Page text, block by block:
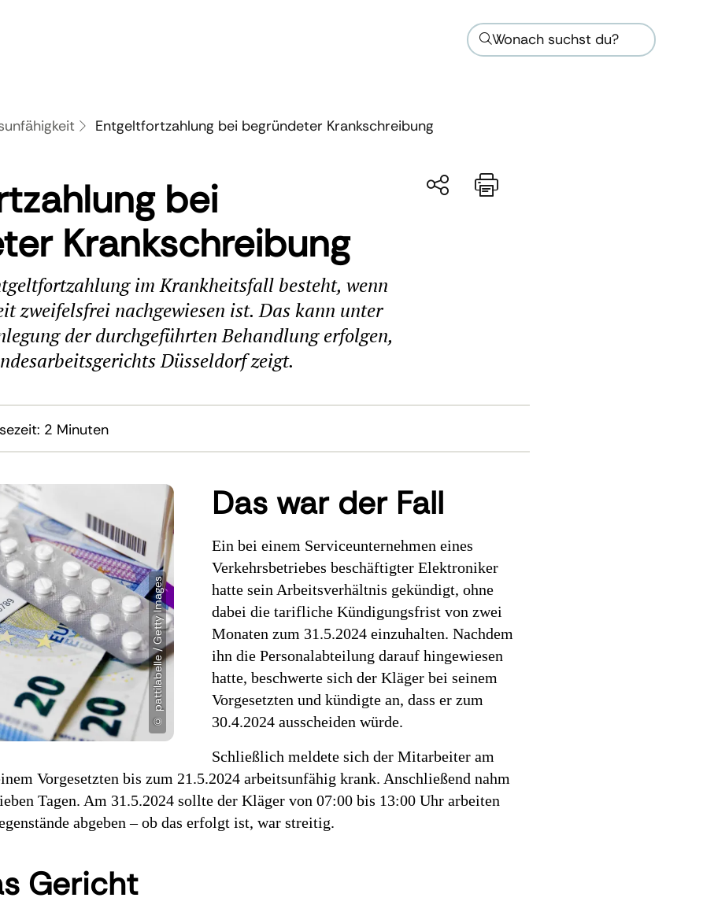
Wonach suchst du?
Entgeltfortzahlung bei begründeter Krankschreibung
bei
Krankschreibung
im Krankheitsfall besteht, wenn
zweifelsfrei nachgewiesen ist. Das kann unter
der durchgeführten Behandlung erfolgen,
Düsseldorf zeigt.
2 Minuten
Das war der Fall
Ein bei einem Serviceunternehmen eines
Verkehrsbetriebes beschäftigter Elektroniker
hatte sein Arbeitsverhältnis gekündigt, ohne
dabei die tarifliche Kündigungsfrist von zwei
Monaten zum 31.5.2024 einzuhalten. Nachdem
ihn die Personalabteilung darauf hingewiesen
hatte, beschwerte sich der Kläger bei seinem
Vorgesetzten und kündigte an, dass er zum
30.4.2024 ausscheiden würde.
Schließlich meldete sich der Mitarbeiter am
Vorgesetzten bis zum 21.5.2024 arbeitsunfähig krank. Anschließend nahm
Tagen. Am 31.5.2024 sollte der Kläger von 07:00 bis 13:00 Uhr arbeiten
abgeben – ob das erfolgt ist, war streitig.
Gericht